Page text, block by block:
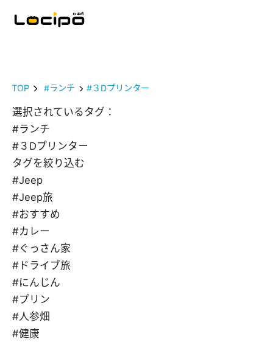
TOP #ランチ #３Dプリンター
選択されているタグ：
#ランチ
#３Dプリンター
タグを絞り込む
#Jeep
#Jeep旅
#おすすめ
#カレー
#ぐっさん家
#ドライブ旅
#にんじん
#プリン
#人参畑
#健康